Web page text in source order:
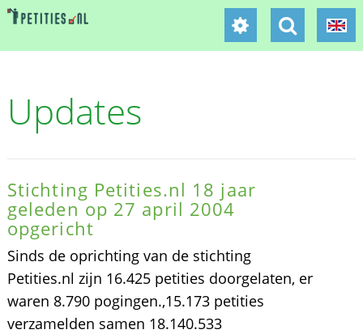
Updates
Stichting Petities.nl 18 jaar
geleden op 27 april 2004
opgericht
Sinds de oprichting van de stichting
Petities.nl zijn 16.425 petities doorgelaten, er
waren 8.790 pogingen.,15.173 petities
verzamelden samen 18.140.533